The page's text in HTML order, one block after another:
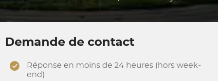
Demande de contact
Réponse en moins de 24 heures (hors week-
end)